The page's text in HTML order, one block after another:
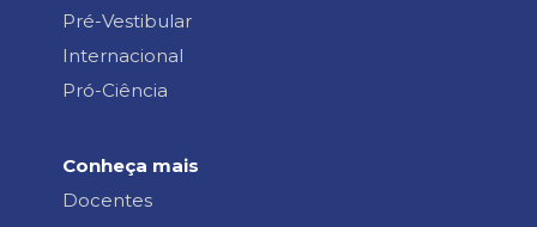
Pré-Vestibular
Internacional
Pró-Ciência
Conheça mais
Docentes